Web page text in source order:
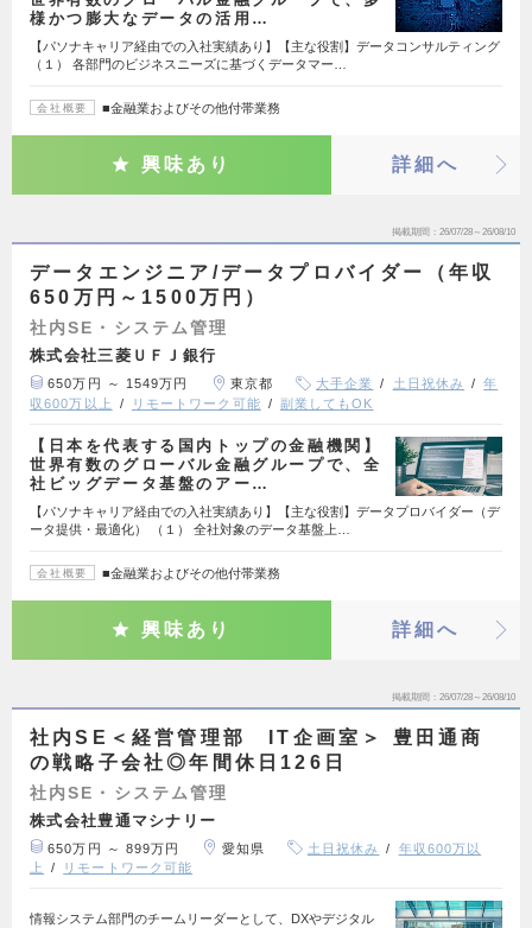
様かつ膨大なデータの活用…
【パソナキャリア経由での入社実績あり】【主な役割】データコンサルティング
（１） 各部門のビジネスニーズに基づくデータマー…
会社概要 ■金融業およびその他付帯業務
興味あり 詳細へ
掲載期間 26/07/28～26/08/10
データエンジニア/データプロバイダー（年収
650万円～1500万円）
社内SE・システム管理
株式会社三菱ＵＦＪ銀行
650万円 ～ 1549万円 東京都 大手企業 土日祝休み
年
収600万以上
リモートワーク可能 副業してもOK
【日本を代表する国内トップの金融機関】
世界有数のグローバル金融グループで、全
社ビッグデータ基盤のアー…
【パソナキャリア経由での入社実績あり】【主な役割】データプロバイダー（デ
ータ提供・最適化） （１） 全社対象のデータ基盤上…
会社概要 ■金融業およびその他付帯業務
興味あり 詳細へ
掲載期間 26/07/28～26/08/10
社内SE＜経営管理部 IT企画室＞ 豊田通商
の戦略子会社◎年間休日126日
社内SE・システム管理
株式会社豊通マシナリー
650万円 ～ 899万円 愛知県 土日祝休み
年収600万以
上
リモートワーク可能
情報システム部門のチームリーダーとして、DXやデジタル